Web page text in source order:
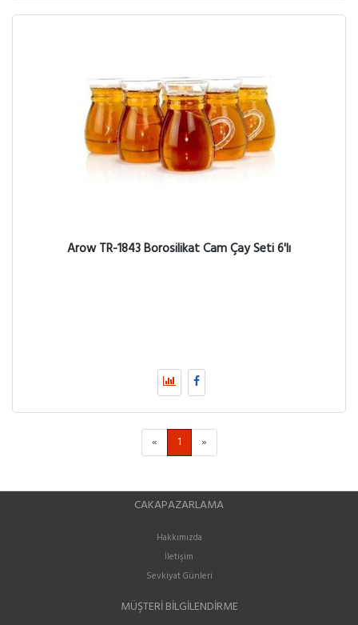
Arow TR-1843 Borosilikat Cam Çay Seti 6'lı
« 1 »
CAKAPAZARLAMA
Hakkımızda
İletişim
Sevkiyat Günleri
MÜŞTERI BILGILENDIRME